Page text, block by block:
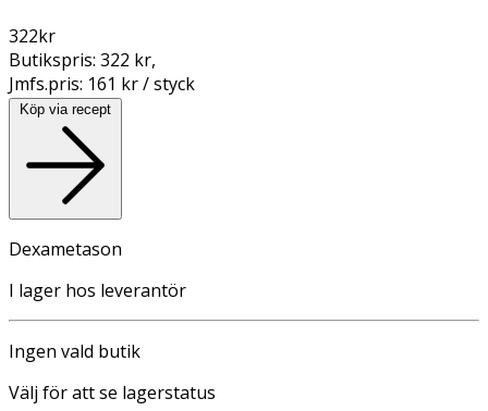
322kr
Butikspris: 322 kr,
Jmfs.pris: 161 kr / styck
Köp via recept
Dexametason
I lager hos leverantör
Ingen vald butik
Välj för att se lagerstatus